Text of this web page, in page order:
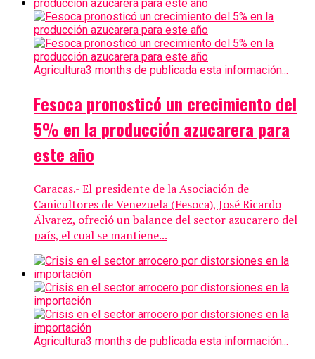
Agricultura3 months de publicada esta información...
Fesoca pronosticó un crecimiento del
5% en la producción azucarera para
este año
Caracas.- El presidente de la Asociación de
Cañicultores de Venezuela (Fesoca), José Ricardo
Álvarez, ofreció un balance del sector azucarero del
país, el cual se mantiene...
Agricultura3 months de publicada esta información...